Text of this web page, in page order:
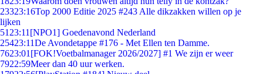
23323:16Top 2000 Editie 2025 #243 Alle dikzakken willen op je
lijken
51 23:11 [NPO1] Goedenavond Nederland
25423:11De Avondetappe #176 - Met Ellen ten Damme.
7623:01 [FOK!Voetbalmanager 2026/2027] #1 We zijn er weer
7922:59Meer dan 40 uur werken.